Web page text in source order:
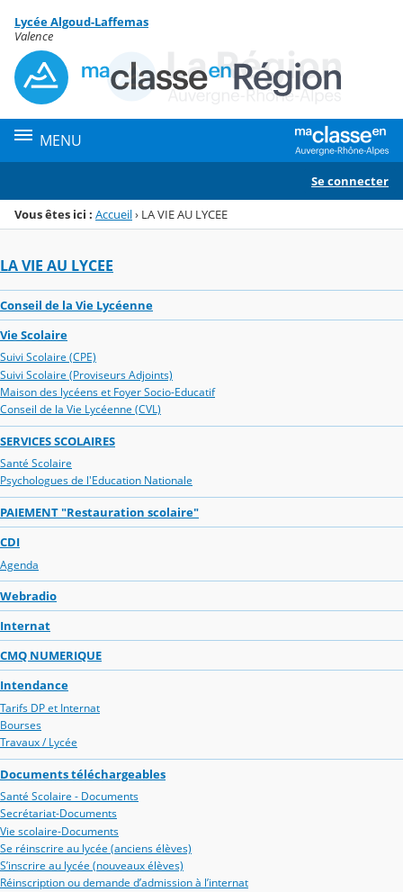
Menu de la rubrique
Contenu
Lycée Algoud-Laffemas
Valence
MENU
Se connecter
Vous êtes ici : Accueil› LA VIE AU LYCEE
LA VIE AU LYCEE
Conseil de la Vie Lycéenne
Vie Scolaire
Suivi Scolaire (CPE)
Suivi Scolaire (Proviseurs Adjoints)
Maison des lycéens et Foyer Socio-Educatif
Conseil de la Vie Lycéenne (CVL)
SERVICES SCOLAIRES
Santé Scolaire
Psychologues de l'Education Nationale
PAIEMENT "Restauration scolaire"
CDI
Agenda
Webradio
Internat
CMQ NUMERIQUE
Intendance
Tarifs DP et Internat
Bourses
Travaux / Lycée
Documents téléchargeables
Santé Scolaire - Documents
Secrétariat-Documents
Vie scolaire-Documents
Se réinscrire au lycée (anciens élèves)
S’inscrire au lycée (nouveaux élèves)
Réinscription ou demande d’admission à l’internat